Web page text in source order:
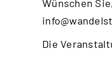
Wünschen
Die